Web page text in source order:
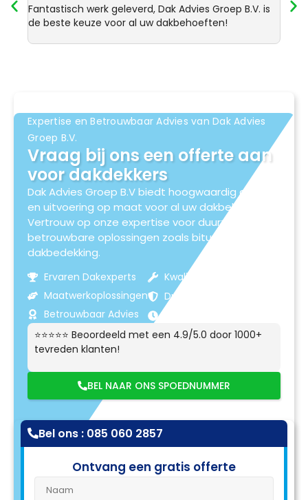
Fantastisch werk geleverd, Dak Advies Groep B.V. is
de beste keuze voor al uw dakbehoeften!
Expertise en Betrouwbaar Advies van Dak Advies
Groep B.V.
Vraag bij ons een offerte aan
voor dakdekkers
Dak Advies Groep B.V biedt hoogwaardig advies
en uitvoering op maat voor al uw dakbehoeften.
Vertrouw op onze expertise voor duurzame en
betrouwbare oplossingen zoals bitumen
dakbedekking.
Ervaren Dakexperts
Maatwerkoplossingen
Betrouwbaar Advies
Kwaliteitsmaterialen
Duurzame Resultaten
⭐⭐⭐⭐⭐ Beoordeeld met een 4.9/5.0 door 1000+
tevreden klanten!
BEL NAAR ONS SPOEDNUMMER
Bel ons : 085 060 2857
Ontvang een gratis offerte